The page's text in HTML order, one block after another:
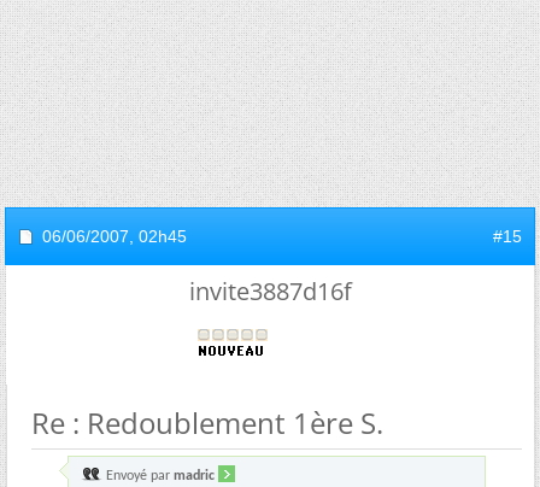
06/06/2007, 02h45 #15
invite3887d16f
Re : Redoublement 1ère S.
Envoyé par madric